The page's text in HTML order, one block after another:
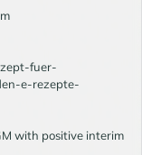
fuer-
e-rezepte-
with positive interim